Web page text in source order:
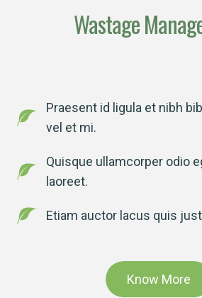
Wastage
Praesent id ligula et nibh
vel et mi.
Quisque ullamcorper odio
laoreet.
Etiam auctor lacus quis
Know More